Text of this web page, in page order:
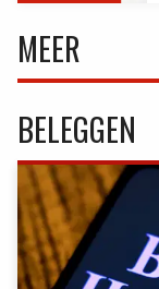
MEER
BELEGGEN